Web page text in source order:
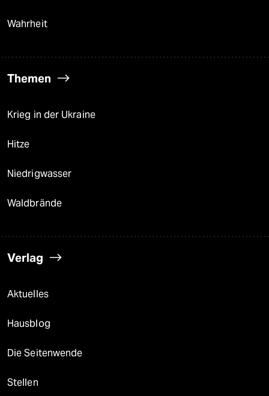
Wahrheit
Themen
Krieg in der Ukraine
Hitze
Niedrigwasser
Waldbrände
Verlag
Aktuelles
Hausblog
Die Seitenwende
Stellen